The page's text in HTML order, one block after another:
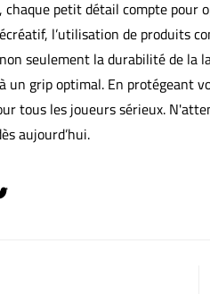
chaque petit détail compte
l’utilisation de produits
seulement la durabilité de la
un grip optimal. En protégeant
tous les joueurs sérieux.
aujourd’hui.